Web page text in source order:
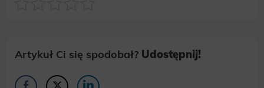
Artykuł Ci się spodobał? Udostępnij!